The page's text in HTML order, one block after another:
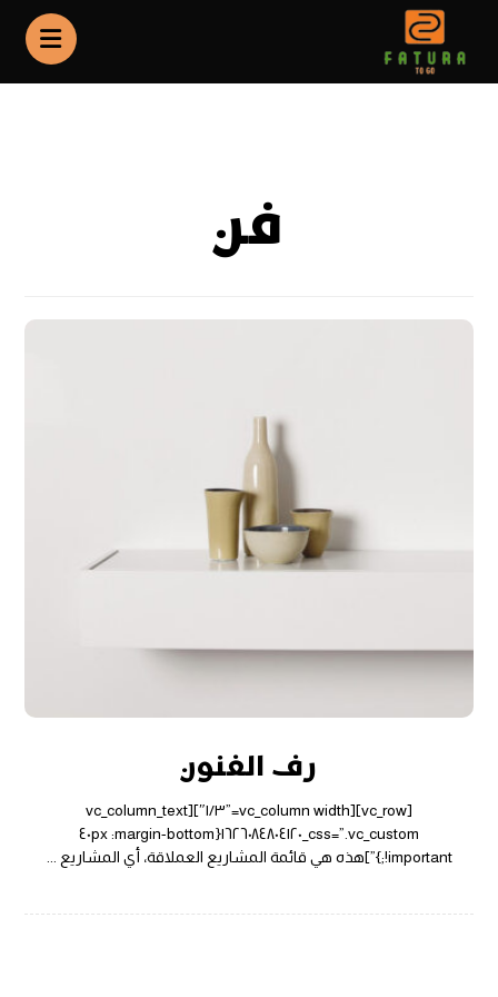
فن
رف الفنون
[vc_row][vc_column width=”١/٣″][vc_column_text
css=”.vc_custom_١٦٢٦٠٨٤٨٠٤١٢٠{margin-bottom: ٤٠px
!important;}”]هذه هي قائمة المشاريع العملاقة، أي المشاريع ...